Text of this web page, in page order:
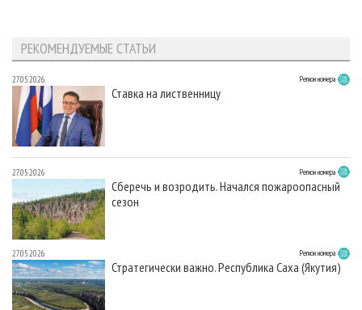
РЕКОМЕНДУЕМЫЕ СТАТЬИ
27.05.2026 Регион номера
Ставка на лиственницу
27.05.2026 Регион номера
Сберечь и возродить. Начался пожароопасный
сезон
27.05.2026 Регион номера
Стратегически важно. Республика Саха (Якутия)